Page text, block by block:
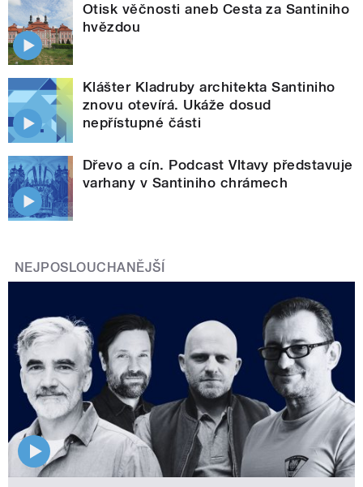
Otisk věčnosti aneb Cesta za Santiniho
hvězdou
Klášter Kladruby architekta Santiniho
znovu otevírá. Ukáže dosud
nepřístupné části
Dřevo a cín. Podcast Vltavy představuje
varhany v Santiniho chrámech
NEJPOSLOUCHANĚJŠÍ